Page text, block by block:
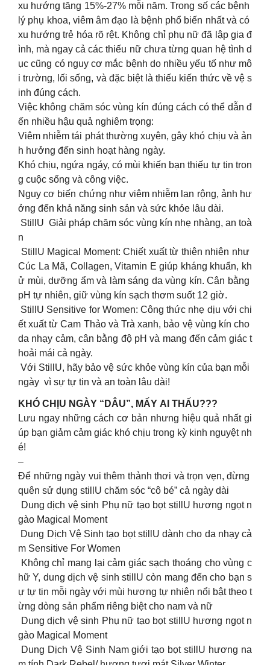
xu hướng tăng 15%-27% mỗi năm. Trong số các bệnh
lý phụ khoa, viêm âm đạo là bệnh phổ biến nhất và có
xu hướng trẻ hóa rõ rệt. Không chỉ phụ nữ đã lập gia đ
ình, mà ngay cả các thiếu nữ chưa từng quan hệ tình d
ục cũng có nguy cơ mắc bệnh do nhiều yếu tố như mô
i trường, lối sống, và đặc biệt là thiếu kiến thức về vệ s
inh đúng cách.
Việc không chăm sóc vùng kín đúng cách có thể dẫn đ
ến nhiều hậu quả nghiêm trọng:
Viêm nhiễm tái phát thường xuyên, gây khó chịu và ản
h hưởng đến sinh hoạt hàng ngày.
Khó chịu, ngứa ngáy, có mùi khiến bạn thiếu tự tin tron
g cuộc sống và công việc.
Nguy cơ biến chứng như viêm nhiễm lan rộng, ảnh hư
ởng đến khả năng sinh sản và sức khỏe lâu dài.
StillU Giải pháp chăm sóc vùng kín nhẹ nhàng, an toà
n
StillU Magical Moment: Chiết xuất từ thiên nhiên như
Cúc La Mã, Collagen, Vitamin E giúp kháng khuẩn, kh
ử mùi, dưỡng ẩm và làm sáng da vùng kín. Cân bằng
pH tự nhiên, giữ vùng kín sạch thơm suốt 12 giờ.
StillU Sensitive for Women: Công thức nhẹ dịu với chi
ết xuất từ Cam Thảo và Trà xanh, bảo vệ vùng kín cho
da nhạy cảm, cân bằng độ pH và mang đến cảm giác t
hoải mái cả ngày.
Với StillU, hãy bảo vệ sức khỏe vùng kín của bạn mỗi
ngày vì sự tự tin và an toàn lâu dài!
KHÓ CHỊU NGÀY “DÂU”, MẤY AI THẤU???
Lưu ngay những cách cơ bản nhưng hiệu quả nhất gi
úp bạn giảm cảm giác khó chịu trong kỳ kinh nguyệt nh
é!
–
Để những ngày vui thêm thảnh thơi và trọn vẹn, đừng
quên sử dụng stillU chăm sóc “cô bé” cả ngày dài
Dung dịch vệ sinh Phụ nữ tạo bọt stillU hương ngọt n
gào Magical Moment
Dung Dịch Vệ Sinh tạo bọt stillU dành cho da nhạy cả
m Sensitive For Women
Không chỉ mang lại cảm giác sạch thoáng cho vùng c
hữ Y, dung dịch vệ sinh stillU còn mang đến cho bạn s
ự tự tin mỗi ngày với mùi hương tự nhiên nổi bật theo t
ừng dòng sản phẩm riêng biệt cho nam và nữ
Dung dịch vệ sinh Phụ nữ tạo bọt stillU hương ngọt n
gào Magical Moment
Dung Dịch Vệ Sinh Nam giới tạo bọt stillU hương na